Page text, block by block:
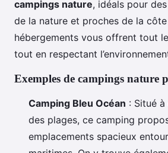
campings nature, idéals pour
de la nature et proches de la
hébergements vous offrent tout
tout en respectant
Exemples de campings nature
Camping Bleu Océan : Situé
des plages, ce camping
emplacements spacieux